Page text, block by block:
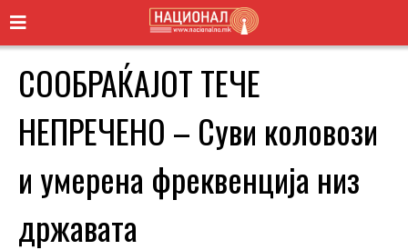
СООБРАЌАЈОТ ТЕЧЕ
НЕПРЕЧЕНО – Суви коловози
и умерена фреквенција низ
државата